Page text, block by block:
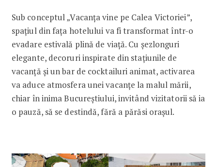
Sub conceptul „Vacanța vine pe Calea Victoriei”,
spațiul din fața hotelului va fi transformat într-o
evadare estivală plină de viață. Cu șezlonguri
elegante, decoruri inspirate din stațiunile de
vacanță și un bar de cocktailuri animat, activarea
va aduce atmosfera unei vacanțe la malul mării,
chiar în inima Bucureștiului, invitând vizitatorii să ia
o pauză, să se destindă, fără a părăsi orașul.